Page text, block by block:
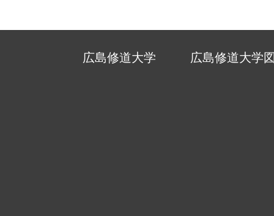
広島修道大学 広島修道大学